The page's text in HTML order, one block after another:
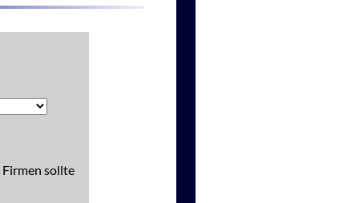
Firmen sollte